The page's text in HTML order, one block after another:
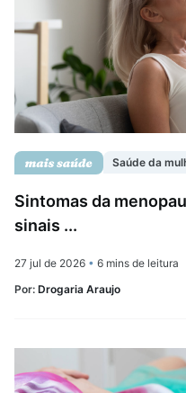
Saúde da
Sintomas da
sinais ...
27 jul de 2026 • 6 mins de leitura
Por: Drogaria Araujo